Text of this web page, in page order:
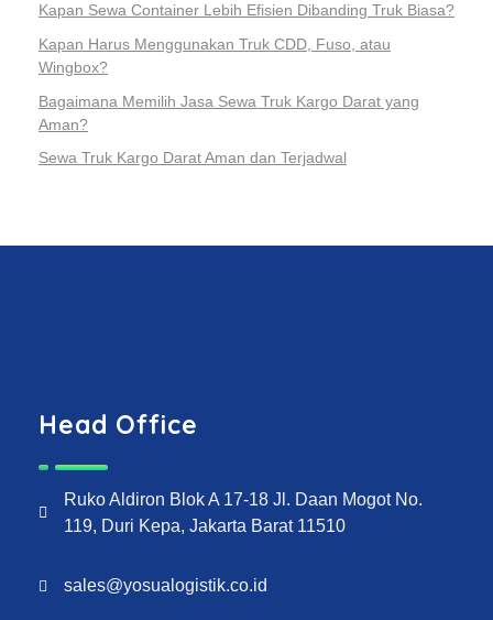
Kapan Sewa Container Lebih Efisien Dibanding Truk Biasa?
Kapan Harus Menggunakan Truk CDD, Fuso, atau
Wingbox?
Bagaimana Memilih Jasa Sewa Truk Kargo Darat yang
Aman?
Sewa Truk Kargo Darat Aman dan Terjadwal
Head Office
Ruko Aldiron Blok A 17-18 Jl. Daan Mogot No.
119, Duri Kepa, Jakarta Barat 11510
sales@yosualogistik.co.id